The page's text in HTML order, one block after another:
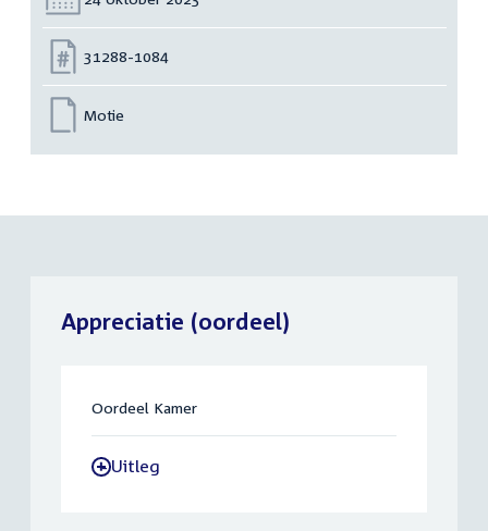
Nummer:
31288-1084
Motie
Appreciatie (oordeel)
Oordeel Kamer
-Uitleg